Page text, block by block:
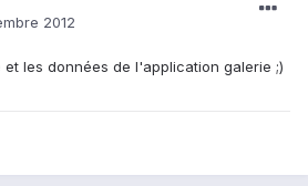
2012
les données de l'application galerie ;)